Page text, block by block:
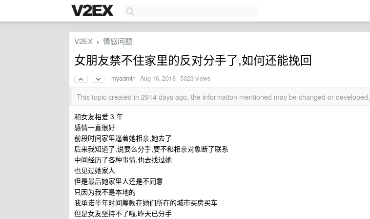
V2EX › 情感问题
女朋友禁不住家里的反对分手了,如何还能挽回
myadmin ·Aug 16, 2018 · 5023 views
This topic created in 2914 days ago, the information mentioned may be changed or developed.
和女友相爱 3 年
感情一直很好
前段时间家里逼着她相亲,她去了
后来我知道了,说要么分手,要不和相亲对象断了联系
中间经历了各种事情,也去找过她
也见过她家人
但是最后她家里人还是不同意
只因为我不是本地的
我承诺半年时间筹款在她们所在的城市买房买车
但是女友坚持不了啦,昨天已分手